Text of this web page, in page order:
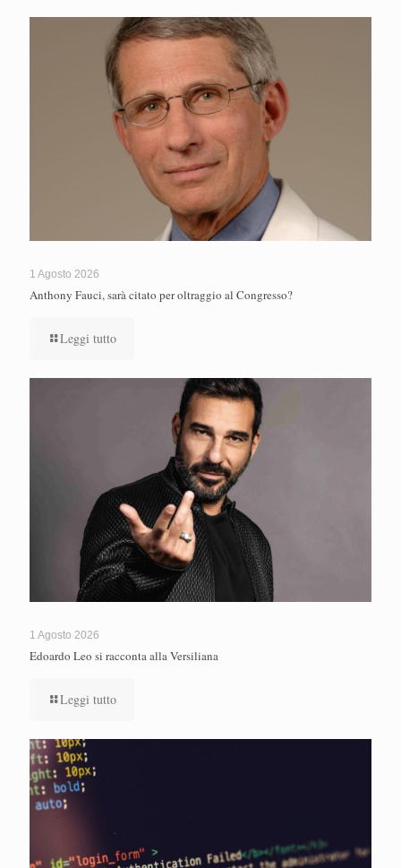
1 Agosto 2026
Anthony Fauci, sarà citato per oltraggio al Congresso?
Leggi tutto
1 Agosto 2026
Edoardo Leo si racconta alla Versiliana
Leggi tutto